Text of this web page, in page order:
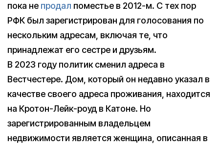
пока не продал поместье в 2012-м. С тех пор
РФК был зарегистрирован для голосования по
нескольким адресам, включая те, что
принадлежат его сестре и друзьям.
В 2023 году политик сменил адреса в
Вестчестере. Дом, который он недавно указал в
качестве своего адреса проживания, находится
на Кротон-Лейк-роуд в Катоне. Но
зарегистрированным владельцем
недвижимости является женщина, описанная в